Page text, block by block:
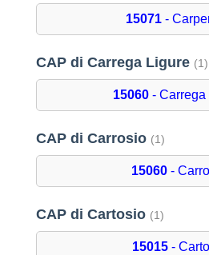
15071 -
CAP di Carrega Ligure (1)
15060 - Carrega
CAP di Carrosio (1)
15060 -
CAP di Cartosio (1)
15015-